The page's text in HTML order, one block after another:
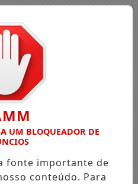
UM BLOQUEADOR DE
fonte importante de
conteúdo. Para